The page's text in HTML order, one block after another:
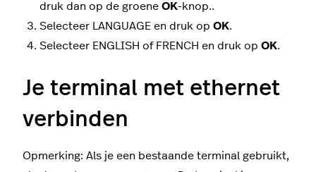
druk dan op de groene OK-knop..
Selecteer LANGUAGE en druk op OK.
Selecteer ENGLISH of FRENCH en druk op OK.
Je terminal met ethernet
verbinden
Opmerking: Als je een bestaande terminal gebruikt,